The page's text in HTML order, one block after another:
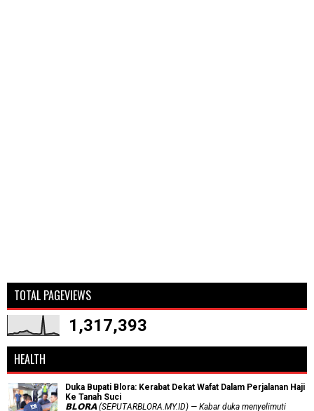
TOTAL PAGEVIEWS
1,317,393
HEALTH
Duka Bupati Blora: Kerabat Dekat Wafat Dalam Perjalanan Haji
Ke Tanah Suci
𝗕𝗟𝗢𝗥𝗔 (SEPUTARBLORA.MY.ID) — Kabar duka menyelimuti